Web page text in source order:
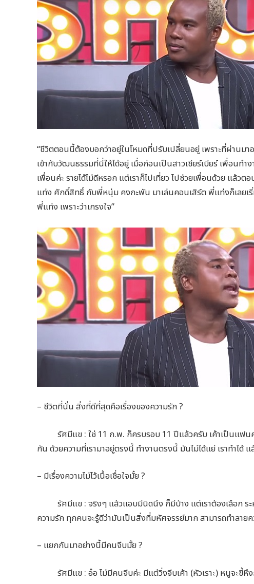
“ชีวิตตอนนี้ต้องบอกว่าอยู่ในโหมดที่ปรับเปลี่ยนอยู่ เพราะที่ผ่านม
เข้ากับวัฒนธรรมที่นี่ให้ได้อยู่ เมื่อก่อนเป็นสาวเชียร์เบียร์ เพื่อนทำ
เพื่อนค่ะ รายได้ไม่ดีหรอก แต่เราก็ไปเที่ยว ไปช่วยเพื่อนด้วย แล้
แท่ง ศักดิ์สิทธิ์ กับพี่หนุ่ม คงกะพัน มาเล่นคอนเสิร์ต พี่แท่งก็เลยเ
พี่แท่ง เพราะว่าเกรงใจ”
– ชีวิตที่นั่น สิ่งที่ดีที่สุดคือเรื่องของความรัก ?
รัศมีแข : ใช่ 11 ก.พ. ก็ครบรอบ 11 ปีแล้วครับ เค้าเป็นแฟน
กัน ด้วยความที่เรามาอยู่ตรงนี้ ทำงานตรงนี้ มันไม่ได้แย่ เราทำได้
– มีเรื่องความไม่ไว้เนื้อเชื่อใจมั้ย ?
รัศมีแข : จริงๆ แล้วแอบมีนิดนึง ก็มีบ้าง แต่เราต้องเลือก ระห
ความรัก ทุกคนจะรู้ดีว่ามันเป็นสิ่งที่มหัศจรรย์มาก สามารถทำลา
– แยกกันมาอย่างนี้มีคนจีบมั้ย ?
รัศมีแข : อ๋อ ไม่มีคนจีบค่ะ มีแต่วิ่งจีบเค้า (หัวเราะ) หนูจะขี้หึ